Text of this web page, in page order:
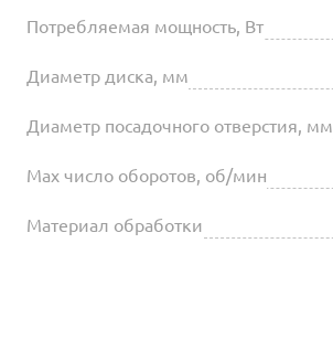
Потребляемая мощность, Вт
Диаметр диска, мм
Диаметр посадочного отверстия, мм
Max число оборотов, об/мин
Материал обработки